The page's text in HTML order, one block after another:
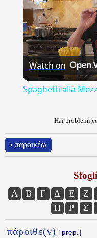
Watch on
Spaghetti alla
Hai problemi
‹ παροικέω
Α Β Γ Δ Ε Ζ
Π
Ρ Σ
πάροιθε(ν) [prep.]